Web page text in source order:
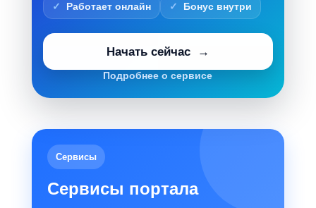
Работает онлайн Бонус внутри
Начать сейчас
Подробнее о сервисе
Сервисы
Сервисы портала